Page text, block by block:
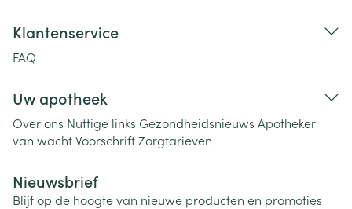
Klantenservice
FAQ
Uw apotheek
Over ons Nuttige links Gezondheidsnieuws Apotheker
van wachtVoorschriftZorgtarieven
Nieuwsbrief
Blijf op de hoogte van nieuwe producten en promoties